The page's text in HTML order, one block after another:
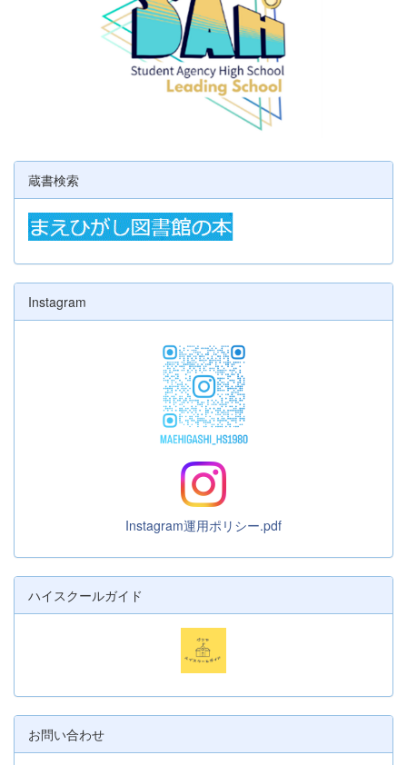
蔵書検索
Instagram
Instagram運用ポリシー.pdf
ハイスクールガイド
お問い合わせ